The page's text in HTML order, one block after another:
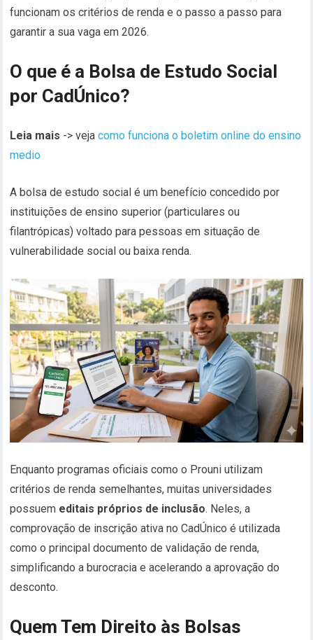
funcionam os critérios de renda e o passo a passo para
garantir a sua vaga em 2026.
O que é a Bolsa de Estudo Social
por CadÚnico?
Leia mais -> vejacomo funciona o boletim online do ensino
medio
A bolsa de estudo social é um benefício concedido por
instituições de ensino superior (particulares ou
filantrópicas) voltado para pessoas em situação de
vulnerabilidade social ou baixa renda.
Enquanto programas oficiais como o Prouni utilizam
critérios de renda semelhantes, muitas universidades
possuem editais próprios de inclusão. Neles, a
comprovação de inscrição ativa no CadÚnico é utilizada
como o principal documento de validação de renda,
simplificando a burocracia e acelerando a aprovação do
desconto.
Quem Tem Direito às Bolsas